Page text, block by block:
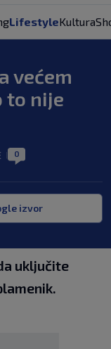
LifestyleKultura
većem
to nije
0
izvor
uključite